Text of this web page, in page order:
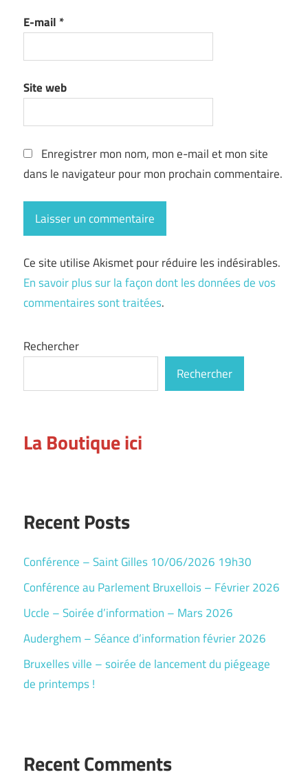
E-mail *
Site web
Enregistrer mon nom, mon e-mail et mon site
dans le navigateur pour mon prochain commentaire.
Ce site utilise Akismet pour réduire les indésirables.
En savoir plus sur la façon dont les données de vos
commentaires sont traitées.
Rechercher
Rechercher
La Boutique ici
Recent Posts
Conférence – Saint Gilles 10/06/2026 19h30
Conférence au Parlement Bruxellois – Février 2026
Uccle – Soirée d’information – Mars 2026
Auderghem – Séance d’information février 2026
Bruxelles ville – soirée de lancement du piégeage
de printemps !
Recent Comments